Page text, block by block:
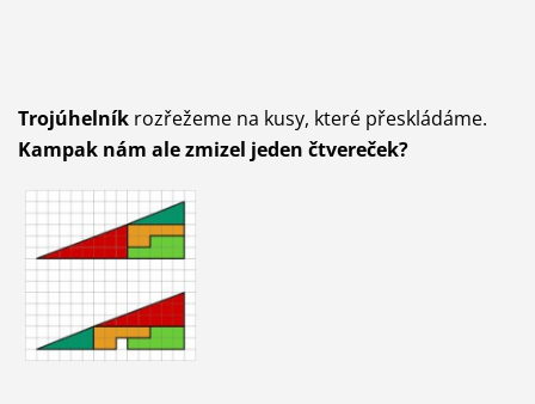
Trojúhelníkrozřežeme na kusy, které přeskládáme.
Kampak nám ale zmizel jeden čtvereček?